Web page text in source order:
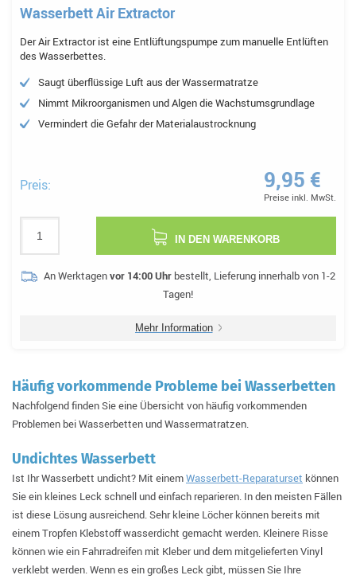
Wasserbett Air Extractor
Der Air Extractor ist eine Entlüftungspumpe zum manuelle Entlüften
des Wasserbettes.
Saugt überflüssige Luft aus der Wassermatratze
Nimmt Mikroorganismen und Algen die Wachstumsgrundlage
Vermindert die Gefahr der Materialaustrocknung
Preis: 9,95 €
Preise inkl. MwSt.
IN DEN WARENKORB
An Werktagenvor 14:00 Uhrbestellt, Lieferung innerhalb von 1-2
Tagen!
Mehr Information
Häufig vorkommende Probleme bei Wasserbetten
Nachfolgend finden Sie eine Übersicht von häufig vorkommenden
Problemen bei Wasserbetten und Wassermatratzen.
Undichtes Wasserbett
Ist Ihr Wasserbett undicht? Mit einemWasserbett-Reparaturset können
Sie ein kleines Leck schnell und einfach reparieren. In den meisten Fällen
ist diese Lösung ausreichend. Sehr kleine Löcher können bereits mit
einem Tropfen Klebstoff wasserdicht gemacht werden. Kleinere Risse
können wie ein Fahrradreifen mit Kleber und dem mitgelieferten Vinyl
verklebt werden. Wenn es ein großes Leck gibt, müssen Sie Ihre